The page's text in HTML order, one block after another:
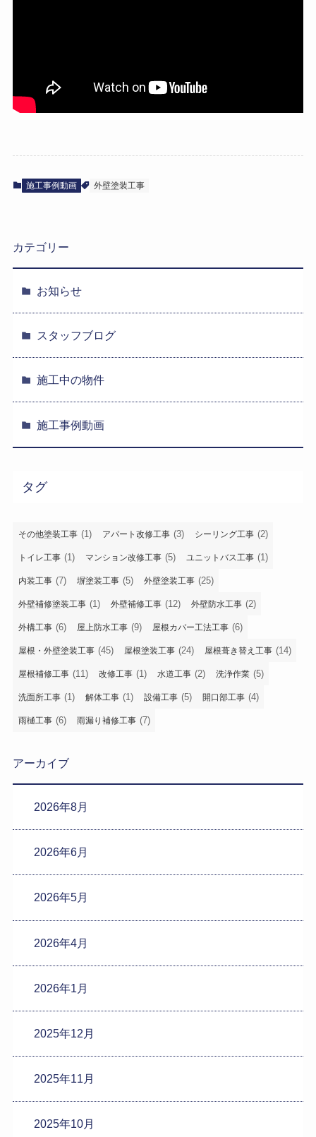
施工事例動画 外壁塗装工事
カテゴリー
お知らせ
スタッフブログ
施工中の物件
施工事例動画
タグ
その他塗装工事 (1) アパート改修工事 (3) シーリング工事 (2)
トイレ工事 (1) マンション改修工事 (5) ユニットバス工事 (1)
内装工事 (7) 塀塗装工事 (5) 外壁塗装工事 (25)
外壁補修塗装工事 (1) 外壁補修工事 (12) 外壁防水工事 (2)
外構工事 (6) 屋上防水工事 (9) 屋根カバー工法工事 (6)
屋根・外壁塗装工事 (45) 屋根塗装工事 (24) 屋根葺き替え工事 (14)
屋根補修工事 (11) 改修工事 (1) 水道工事 (2) 洗浄作業 (5)
洗面所工事 (1) 解体工事 (1) 設備工事 (5) 開口部工事 (4)
雨樋工事 (6) 雨漏り補修工事 (7)
アーカイブ
2026年8月
2026年6月
2026年5月
2026年4月
2026年1月
2025年12月
2025年11月
2025年10月